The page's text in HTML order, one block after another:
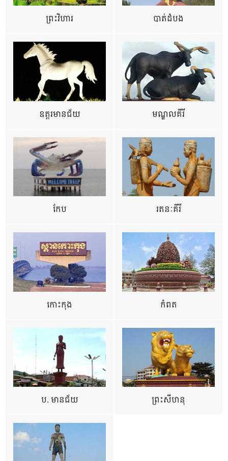
ព្រះវិហារ បាត់ដំបង
ឧត្ដរមានជ័យ មណ្ឌលគីរី
កែប រតនៈគីរី
កោះកុង កំពត
ប. មានជ័យ ព្រះសីហនុ